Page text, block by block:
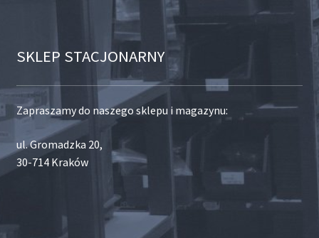
SKLEP STACJONARNY
Zapraszamy do naszego sklepu i magazynu:
ul. Gromadzka 20,
30-714 Kraków